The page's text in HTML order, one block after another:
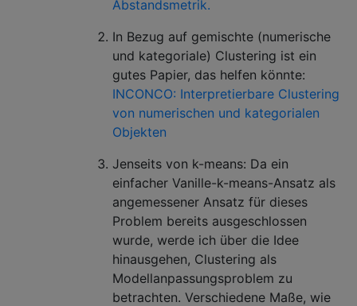
In Bezug auf gemischte (numerische
und kategoriale) Clustering ist ein
gutes Papier, das helfen könnte:
INCONCO: Interpretierbare Clustering
von numerischen und kategorialen
Objekten
Jenseits von k-means: Da ein
einfacher Vanille-k-means-Ansatz als
angemessener Ansatz für dieses
Problem bereits ausgeschlossen
wurde, werde ich über die Idee
hinausgehen, Clustering als
Modellanpassungsproblem zu
betrachten. Verschiedene Maße, wie